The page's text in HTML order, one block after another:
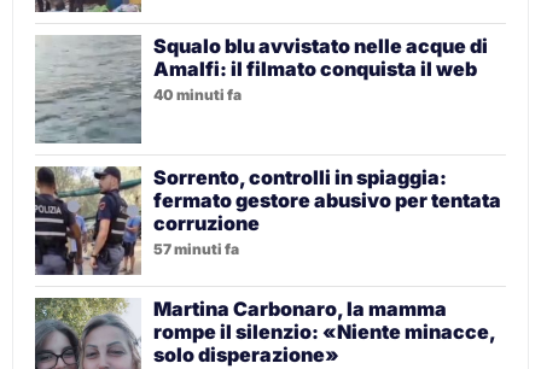
Squalo blu avvistato nelle acque di
Amalfi: il filmato conquista il web
40 minuti fa
Sorrento, controlli in spiaggia:
fermato gestore abusivo per tentata
corruzione
57 minuti fa
Martina Carbonaro, la mamma
rompe il silenzio: «Niente minacce,
solo disperazione»